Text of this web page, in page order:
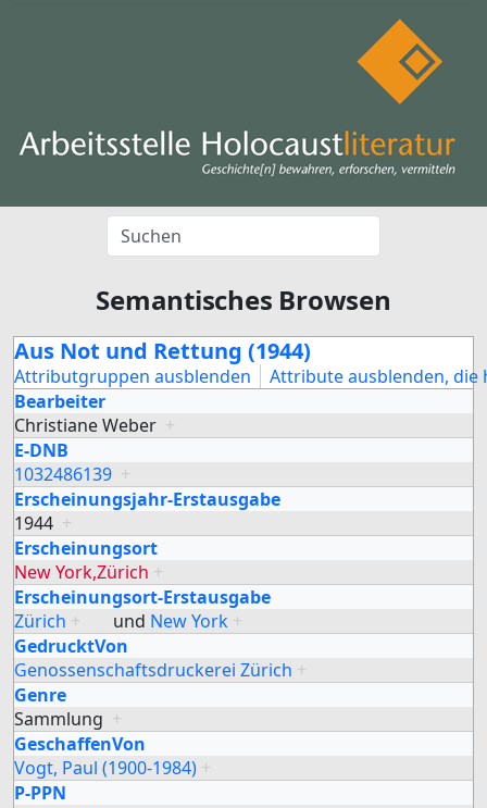
Semantisches Browsen
Aus Not und Rettung (1944)
Attributgruppen ausblenden
Attribute ausblenden, die
Bearbeiter
Christiane Weber +
E-DNB
1032486139 +
Erscheinungsjahr-Erstausgabe
1944 +
Erscheinungsort
New York,Zürich +
Erscheinungsort-Erstausgabe
Zürich + und New York +
GedrucktVon
Genossenschaftsdruckerei Zürich +
Genre
Sammlung +
GeschaffenVon
Vogt, Paul (1900-1984) +
P-PPN